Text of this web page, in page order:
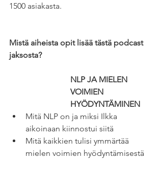
1500 asiakasta.
Mistä aiheista opit lisää tästä podcast
jaksosta?
NLP JA MIELEN
VOIMIEN
HYÖDYNTÄMINEN
Mitä NLP on ja miksi Ilkka
aikoinaan kiinnostui siitä
Mitä kaikkien tulisi ymmärtää
mielen voimien hyödyntämisestä